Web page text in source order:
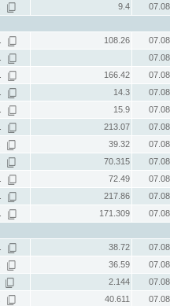
9.4
108.26
166.42
14.3
15.9
213.07
39.32
70.315
72.49
217.86
171.309
38.72
36.59
2.144
40.611